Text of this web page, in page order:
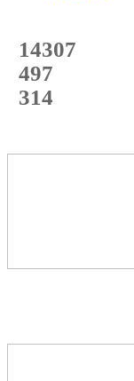
14307
с начала года
497
с начала месяца
314
с начала недели